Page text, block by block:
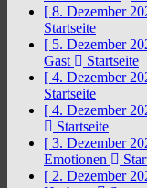
[ 8. Dezember
Startseite
[ 5. Dezember
Gast
Startseite
[ 4. Dezember
Startseite
[ 4. Dezember
Startseite
[ 3. Dezember
Emotionen
[ 2. Dezember